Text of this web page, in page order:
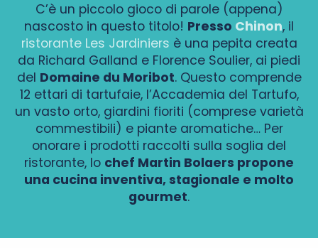
C’è un piccolo gioco di parole (appena)
nascosto in questo titolo! Presso Chinon, il
ristorante Les Jardiniers è una pepita creata
da Richard Galland e Florence Soulier, ai piedi
del Domaine du Moribot. Questo comprende
12 ettari di tartufaie, l’Accademia del Tartufo,
un vasto orto, giardini fioriti (comprese varietà
commestibili) e piante aromatiche… Per
onorare i prodotti raccolti sulla soglia del
ristorante, lo chef Martin Bolaers propone
una cucina inventiva, stagionale e molto
gourmet.